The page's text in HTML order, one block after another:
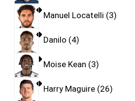
Manuel Locatelli 3
Danilo 4
Moise Kean 3
Harry Maguire 26